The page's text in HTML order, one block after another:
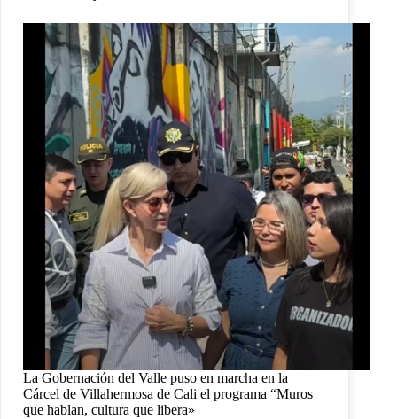
La Gobernación del Valle puso en marcha en la
Cárcel de Villahermosa de Cali el programa “Muros
que hablan, cultura que libera»